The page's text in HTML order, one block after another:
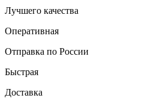
Лучшего качества
Оперативная
Отправка по России
Быстрая
Доставка